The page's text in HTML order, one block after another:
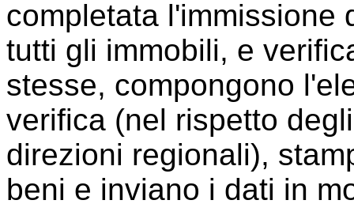
completata l'immissione
tutti gli immobili, e
stesse, compongono
verifica (nel rispetto
direzioni regionali),
beni e inviano i dati in